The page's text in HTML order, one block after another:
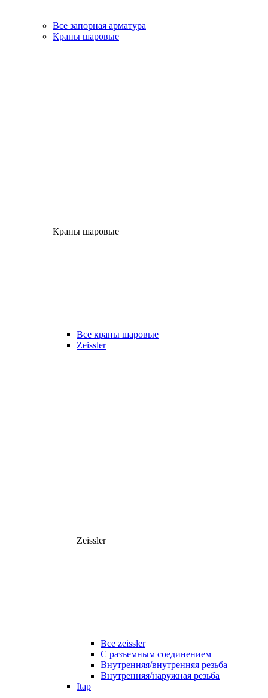
Все запорная арматура
Краны шаровые
Краны шаровые
Все краны шаровые
Zeissler
Zeissler
Все zeissler
С разъемным соединением
Внутренняя/внутренняя резьба
Внутренняя/наружная резьба
Itap